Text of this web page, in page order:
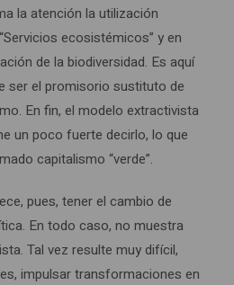
la atención la utilización
ecosistémicos” y en
de la biodiversidad. Es aquí
ser el promisorio sustituto de
En fin, el modelo extractivista
un poco fuerte decirlo, lo que
capitalismo “verde”.
pues, tener el cambio de
En todo caso, no muestra
Tal vez resulte muy difícil,
impulsar transformaciones en